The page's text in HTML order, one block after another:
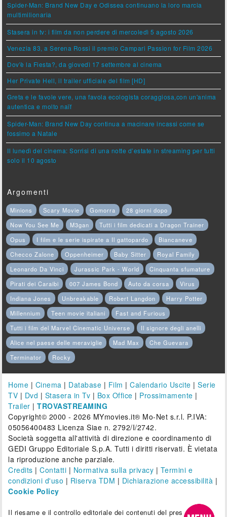
Spider-Man: Brand New Day e Odissea continuano la loro marcia
multimilionaria
Stasera in tv: i film da non perdere di mercoledì 5 agosto 2026
Venezia 83, a Serena Rossi il premio Campari Passion for Film 2026
Dov'è la Fiesta?, da giovedì 17 settembre al cinema
Her Private Hell, il trailer ufficiale del film [HD]
Greta e le favole vere, una favola ecologista coraggiosa,con un'anima
autentica e molto naïf
Spider-Man: Brand New Day continua a macinare incassi come se
fossimo a Natale
Il lunedì del cinema: Sorrisi di una notte d’estate in streaming per tutti
solo il 10 agosto
Argomenti
Minions Scary Movie Gomorra
28 giorni dopo
Now You See Me
M3gan
Tutti i film dedicati a Dragon Trainer
Opus
I film e le serie ispirate a Il gattopardo
Biancaneve
Checco Zalone
Oppenheimer Baby Sitter
Royal Family
Leonardo Da Vinci
Jurassic Park - World
Cinquanta sfumature
Pirati dei Caraibi
007 James Bond Auto da corsa
Virus
Indiana Jones
Unbreakable Robert Langdon
Harry Potter
Millennium
Teen movie italiani
Fast and Furious
Tutti i film del Marvel Cinematic Universe
Il signore degli anelli
Alice nel paese delle meraviglie
Mad Max
Che Guevara
Terminator
Rocky
Home | Cinema | Database | Film |Calendario Uscite |Serie
TV | Dvd | Stasera in Tv | Box Office | Prossimamente |
Trailer |TROVASTREAMING
Copyright© 2000 - 2026 MYmovies.it® Mo-Net s.r.l. P.IVA:
05056400483 Licenza Siae n. 2792/I/2742.
Società soggetta all'attività di direzione e coordinamento di
GEDI Gruppo Editoriale S.p.A. Tutti i diritti riservati. È vietata
la riproduzione anche parziale.
Credits |Contatti | Normativa sulla privacy | Termini e
condizioni d'uso | Riserva TDM | Dichiarazione accessibilità |
Cookie Policy
Il riesame e il controllo editoriale dei contenuti del presente sito